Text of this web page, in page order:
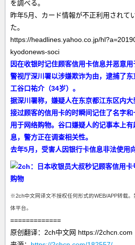
を調べる。
昨年5月、カード情報が不正利用されて
た。
https://headlines.yahoo.co.jp/
kyodonews-soci
因在收银时记住顾客信用卡信息并恶意
警视厅深川署以涉嫌欺诈为由，逮捕了
工谷口祐介（34岁）。
据深川署称，嫌疑人在东京都江东区内
接过顾客的信用卡的时瞬间记住了名字
用于网络购物。谷口嫌疑人的记事本上
息，警方正在调查相关性。
去年5月，受害人因银行卡信息非法使用
※2ch中文网译文不授权任何形式的WEB/APP转载
体平台。
=============
原创翻译：2ch中文网 https://2chcn.com